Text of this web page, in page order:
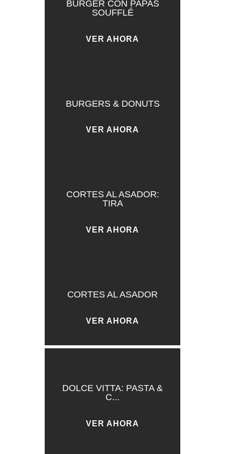
BURGER CON PAPAS
SOUFFLÉ
VER AHORA
BURGERS & DONUTS
VER AHORA
CORTES AL ASADOR:
TIRA
VER AHORA
CORTES AL ASADOR
VER AHORA
DOLCE VITTA: PASTA &
C...
VER AHORA